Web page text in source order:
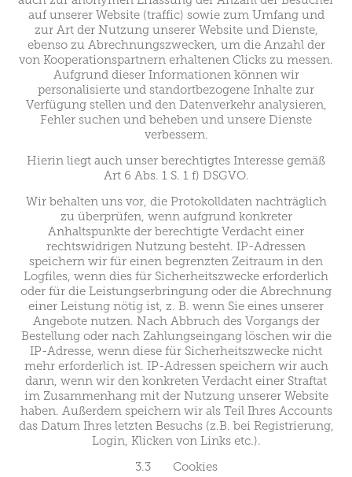
auf unserer Website (traffic) sowie zum Umfang und
zur Art der Nutzung unserer Website und Dienste,
ebenso zu Abrechnungszwecken, um die Anzahl der
von Kooperationspartnern erhaltenen Clicks zu messen.
Aufgrund dieser Informationen können wir
personalisierte und standortbezogene Inhalte zur
Verfügung stellen und den Datenverkehr analysieren,
Fehler suchen und beheben und unsere Dienste
verbessern.
Hierin liegt auch unser berechtigtes Interesse gemäß
Art 6 Abs. 1 S. 1 f) DSGVO.
Wir behalten uns vor, die Protokolldaten nachträglich
zu überprüfen, wenn aufgrund konkreter
Anhaltspunkte der berechtigte Verdacht einer
rechtswidrigen Nutzung besteht. IP-Adressen
speichern wir für einen begrenzten Zeitraum in den
Logfiles, wenn dies für Sicherheitszwecke erforderlich
oder für die Leistungserbringung oder die Abrechnung
einer Leistung nötig ist, z. B. wenn Sie eines unserer
Angebote nutzen. Nach Abbruch des Vorgangs der
Bestellung oder nach Zahlungseingang löschen wir die
IP-Adresse, wenn diese für Sicherheitszwecke nicht
mehr erforderlich ist. IP-Adressen speichern wir auch
dann, wenn wir den konkreten Verdacht einer Straftat
im Zusammenhang mit der Nutzung unserer Website
haben. Außerdem speichern wir als Teil Ihres Accounts
das Datum Ihres letzten Besuchs (z.B. bei Registrierung,
Login, Klicken von Links etc.).
3.3 Cookies